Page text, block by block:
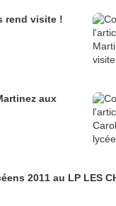
rend visite !
aux
2011 au LP LES